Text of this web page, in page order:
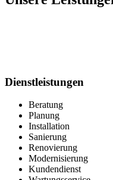
Dienstleistungen
Beratung
Planung
Installation
Sanierung
Renovierung
Modernisierung
Kundendienst